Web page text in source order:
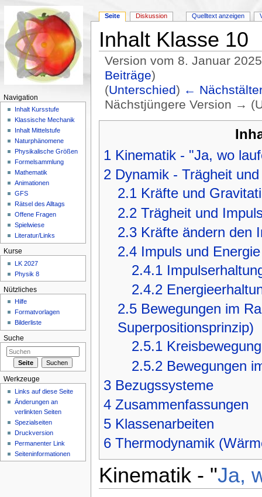
Inhalt Klasse 10
Version vom 8. Januar
Beiträge)
(Unterschied) ←
Nächstjüngere Version →
1 Kinematik - "Ja, wo
2 Dynamik - Trägheit
2.1 Kräfte und
2.2 Trägheit und
2.3 Kräfte ändern den
2.4 Impuls und
2.4.1
2.4.2
2.5 Bewegungen im
Superpositionsprinzip)
2.5.1
2.5.2 Bewegungen
3 Bezugssysteme
4 Zusammenfassungen
5 Klassenarbeiten
6 Thermodynamik
Kinematik - "Ja,
Seite Diskussion Quelltext anzeigen
Navigation
Inhalt Kursstufe
Klassische Mechanik
Inhalt Mittelstufe
Naturphänomene
Physikalische Größen
Formelsammlung
Mathematik
Animationen
GFS
Rätsel des Alltags
Offene Fragen
Spielwiese
Literatur/Links
Kurse
LK 2027
Physik 8
Nützliches
Hilfe
Formatvorlagen
Bilderliste
Suche
Werkzeuge
Links auf diese Seite
Änderungen an
verlinkten Seiten
Spezialseiten
Druckversion
Permanenter Link
Seiteninformationen